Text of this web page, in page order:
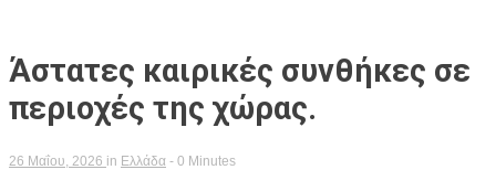
Άστατες καιρικές συνθήκες σε
περιοχές της χώρας.
26 Μαΐου, 2026 in Ελλάδα - 0 Minutes